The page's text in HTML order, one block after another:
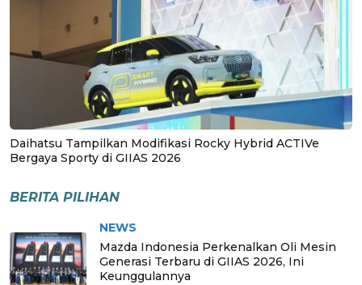
Daihatsu Tampilkan Modifikasi Rocky Hybrid ACTIVe
Bergaya Sporty di GIIAS 2026
BERITA PILIHAN
NEWS
Mazda Indonesia Perkenalkan Oli Mesin
Generasi Terbaru di GIIAS 2026, Ini
Keunggulannya